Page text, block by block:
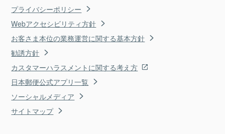
プライバシーポリシー
Webアクセシビリティ方針
お客さま本位の業務運営に関する基本方針
勧誘方針
カスタマーハラスメントに関する考え方
日本郵便公式アプリ一覧
ソーシャルメディア
サイトマップ